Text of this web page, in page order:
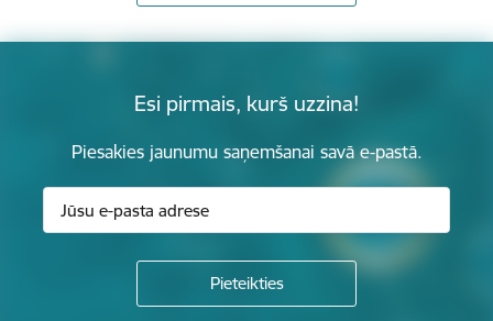
Esi pirmais, kurš uzzina!
Piesakies jaunumu saņemšanai savā e-pastā.